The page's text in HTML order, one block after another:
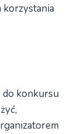
korzystania
do konkursu